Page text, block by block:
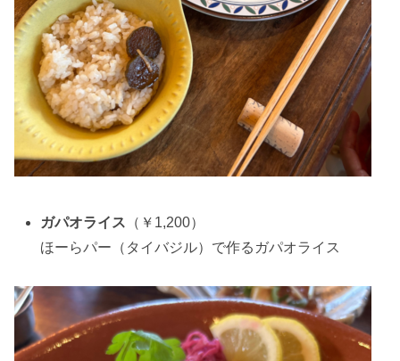
ガパオライス （￥1,200）
ほーらパー（タイバジル）で作るガパオライス